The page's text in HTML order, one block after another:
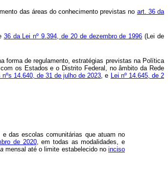
das áreas do conhecimento previstas no art. 36 da
36 da Lei nº 9.394, de 20 de dezembro de 1996 (Lei de
forma de regulamento, estratégias previstas na Política
os Estados e o Distrito Federal, no âmbito da Rede
nºs 14.640, de 31 de julho de 2023, e Lei nº 14.645, de 2
das escolas comunitárias que atuam no
de 2020, em todas as modalidades, e
mensal até o limite estabelecido noinciso